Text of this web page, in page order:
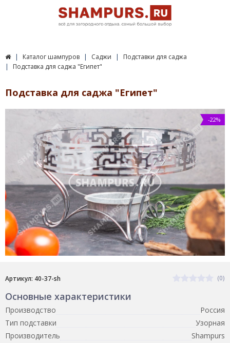
Каталог шампуров Саджи
Подставки для саджа
Подставка для саджа "Египет"
Подставка для саджа "Египет"
-22%
Артикул: 40-37-sh (0)
Основные характеристики
Производство
Россия
Тип подставки
Узорная
Производитель
Shampurs